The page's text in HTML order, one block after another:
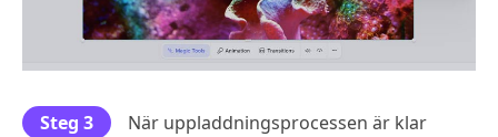
Steg 3
När uppladdningsprocessen är klar